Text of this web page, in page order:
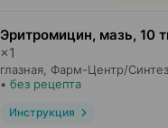
Эритромицин, мазь, 10
×1
глазная, Фарм-Центр/Синтез
• без рецепта
Инструкция